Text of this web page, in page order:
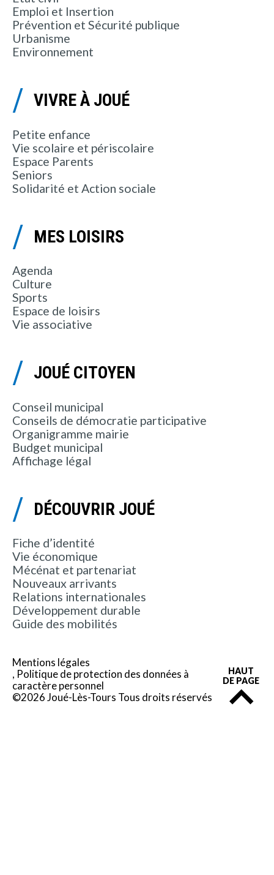
Emploi et Insertion
Prévention et Sécurité publique
Urbanisme
Environnement
VIVRE À JOUÉ
Petite enfance
Vie scolaire et périscolaire
Espace Parents
Seniors
Solidarité et Action sociale
MES LOISIRS
Agenda
Culture
Sports
Espace de loisirs
Vie associative
JOUÉ CITOYEN
Conseil municipal
Conseils de démocratie participative
Organigramme mairie
Budget municipal
Affichage légal
DÉCOUVRIR JOUÉ
Fiche d’identité
Vie économique
Mécénat et partenariat
Nouveaux arrivants
Relations internationales
Développement durable
Guide des mobilités
Mentions légales
Politique de protection des données à
caractère personnel
©2026 Joué-Lès-Tours Tous droits réservés
HAUT
DE PAGE